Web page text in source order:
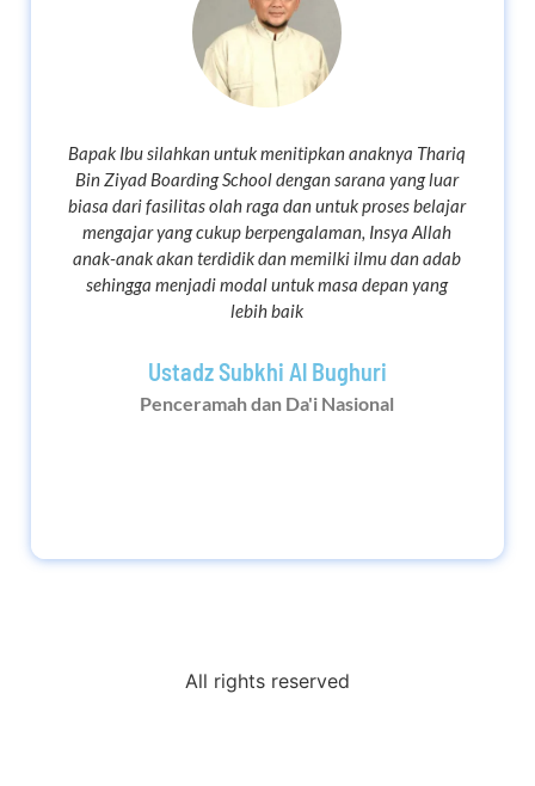
Bapak Ibu silahkan untuk menitipkan anaknya Thariq
Bin Ziyad Boarding School dengan sarana yang luar
biasa dari fasilitas olah raga dan untuk proses belajar
mengajar yang cukup berpengalaman, Insya Allah
anak-anak akan terdidik dan memilki ilmu dan adab
sehingga menjadi modal untuk masa depan yang
lebih baik
Ustadz Subkhi Al Bughuri
Penceramah dan Da'i Nasional
All rights reserved